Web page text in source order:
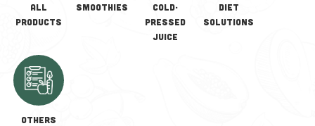
ALL
PRODUCTS
SMOOTHIES
COLD-
PRESSED
JUICE
Diet
solutions
OTHERS